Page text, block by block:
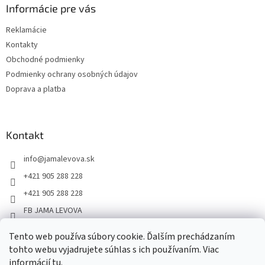
Tento web používa súbory cookie. Ďalším prechádzaním
tohto webu vyjadrujete súhlas s ich používaním. Viac
Informácie pre vás
Reklamácie
Kontakty
Obchodné podmienky
Podmienky ochrany osobných údajov
Doprava a platba
Kontakt
info@jamalevova.sk
+421 905 288 228
+421 905 288 228
FB JAMA LEVOVA
JamaLevova
+421905288228